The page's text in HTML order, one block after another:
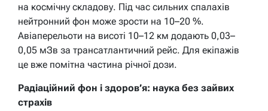
на космічну складову. Під час сильних спалахів
нейтронний фон може зрости на 10–20 %.
Авіаперельоти на висоті 10–12 км додають 0,03–
0,05 мЗв за трансатлантичний рейс. Для екіпажів
це вже помітна частина річної дози.
Радіаційний фон і здоров’я: наука без зайвих
страхів